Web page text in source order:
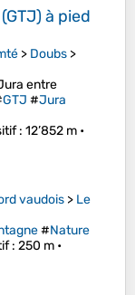
à pied
> Doubs >
entre
GTJ #Jura
: 12’852 m •
vaudois > Le
#Nature
: 250 m •